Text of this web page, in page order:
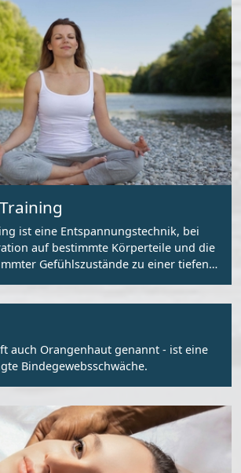
ist eine Entspannungstechnik, bei
auf bestimmte Körperteile und die
Gefühlszustände zu einer tiefen
auch Orangenhaut genannt - ist eine
Bindegewebsschwäche.